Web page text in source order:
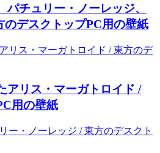
パチュリー・ノーレッジ、
のデスクトップPC用の壁紙
アリス・マーガトロイド /
用の壁紙